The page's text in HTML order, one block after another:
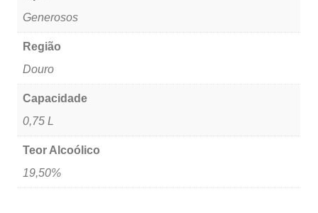
Generosos
Região
Douro
Capacidade
0,75 L
Teor Alcoólico
19,50%